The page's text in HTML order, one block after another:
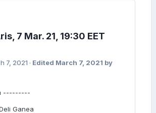
7 Mar. 21, 19:30 EET
7, 2021 · Edited March 7, 2021 by
---------
Ganea